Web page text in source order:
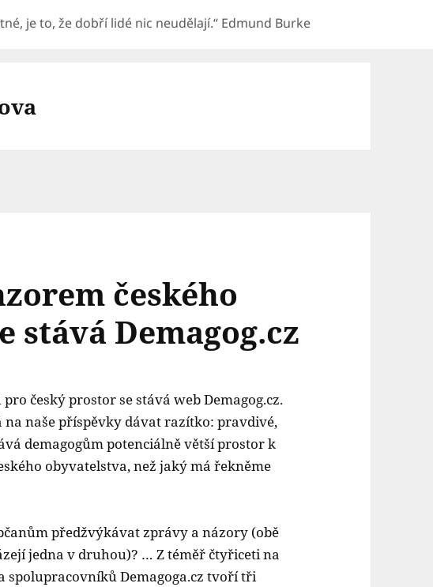
je to, že dobří lidé nic neudělají.“ Edmund Burke
českého
stává Demagog.cz
český prostor se stává web Demagog.cz.
naše příspěvky dávat razítko: pravdivé,
demagogům potenciálně větší prostor k
obyvatelstva, než jaký má řekněme
předžvýkávat zprávy a názory (obě
jedna v druhou)? … Z téměř čtyřiceti na
spolupracovníků Demagoga.cz tvoří tři